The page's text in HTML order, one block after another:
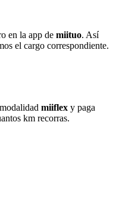
en la app de miituo. Así
el cargo correspondiente.
miiflex y paga
km recorras.